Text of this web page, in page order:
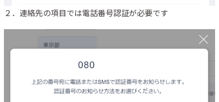
２．連絡先の項目では電話番号認証が必要です